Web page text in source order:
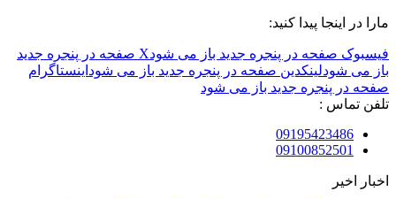
مارا در اینجا پیدا کنید:
فیسبوک صفحه در پنجره جدید باز می شود
X صفحه در پنجره جدید
باز می شودلینکدین صفحه در پنجره جدید باز می شود اینستاگرام
صفحه در پنجره جدید باز می شود
تلفن تماس :
09195423486
09100852501
اخبار اخیر